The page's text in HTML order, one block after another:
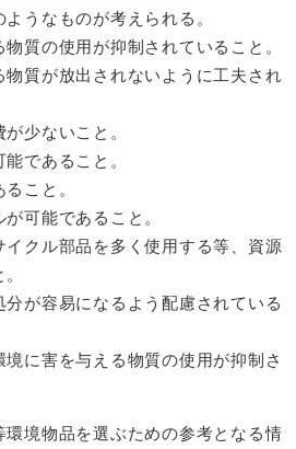
うなものが考えられる。
質の使用が抑制されていること。
質が放出されないように工夫され
少ないこと。
であること。
こと。
可能であること。
クル部品を多く使用する等、資源
が容易になるよう配慮されている
に害を与える物質の使用が抑制さ
境物品を選ぶための参考となる情